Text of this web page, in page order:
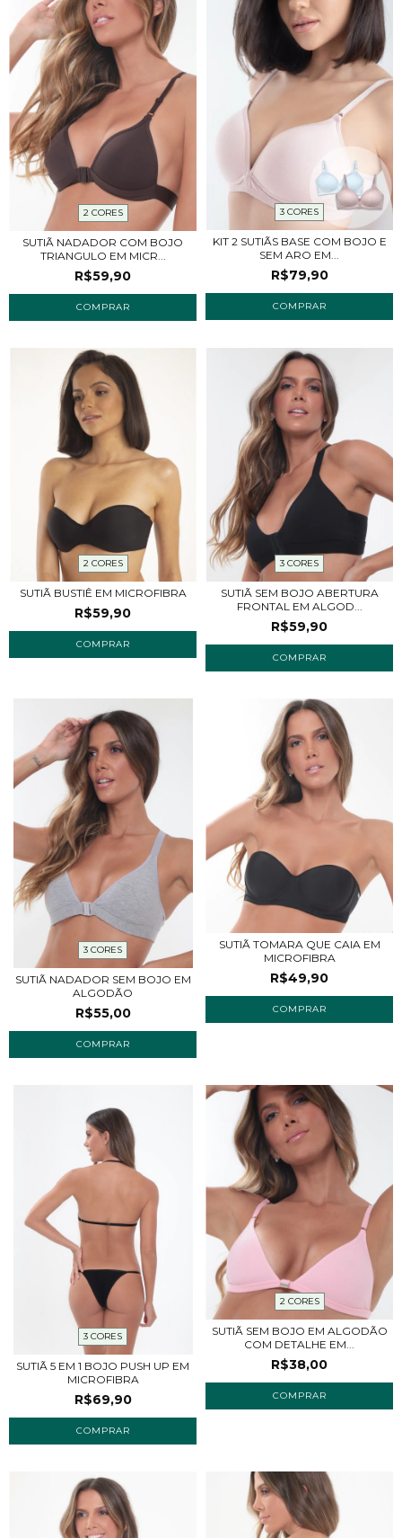
2 CORES
SUTIÃ NADADOR COM BOJO
TRIANGULO EM MICR...
R$59,90
COMPRAR
3 CORES
KIT 2 SUTIÃS BASE COM BOJO E
SEM ARO EM...
R$79,90
COMPRAR
2 CORES
SUTIÃ BUSTIÊ EM MICROFIBRA
R$59,90
COMPRAR
3 CORES
SUTIÃ SEM BOJO ABERTURA
FRONTAL EM ALGOD...
R$59,90
COMPRAR
3 CORES
SUTIÃ NADADOR SEM BOJO EM
ALGODÃO
R$55,00
COMPRAR
SUTIÃ TOMARA QUE CAIA EM
MICROFIBRA
R$49,90
COMPRAR
3 CORES
SUTIÃ 5 EM 1 BOJO PUSH UP EM
MICROFIBRA
R$69,90
COMPRAR
2 CORES
SUTIÃ SEM BOJO EM ALGODÃO
COM DETALHE EM...
R$38,00
COMPRAR